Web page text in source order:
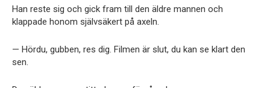
Han reste sig och gick fram till den äldre mannen och
klappade honom självsäkert på axeln.
— Hördu, gubben, res dig. Filmen är slut, du kan se klart den
sen.